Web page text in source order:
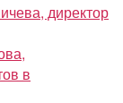
директор
в